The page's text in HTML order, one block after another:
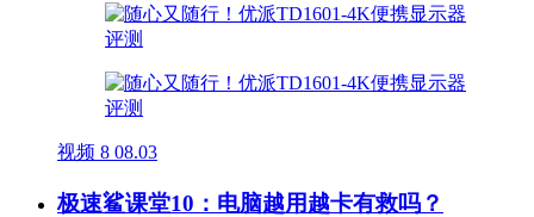
视频 8 08.03
极速鲨课堂10：电脑越用越卡有救吗？